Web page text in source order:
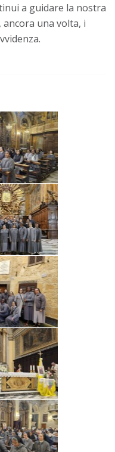
a guidare la nostra
una volta, i